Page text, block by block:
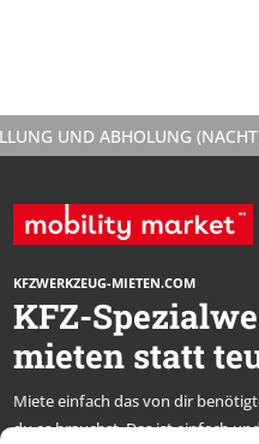
UND ABHOLUNG (NACHT)
KFZWERKZEUG-MIETEN.COM
KFZ-
mieten statt
Miete einfach das von dir
du es brauchst. Das ist einfach